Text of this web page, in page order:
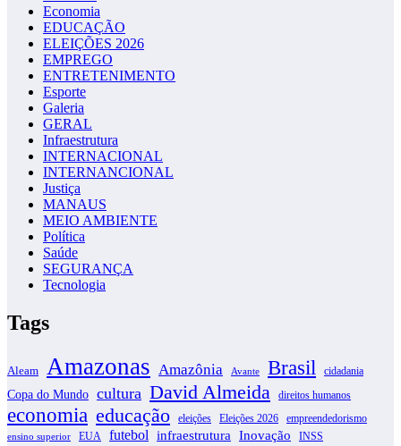
Economia
EDUCAÇÃO
ELEIÇÕES 2026
EMPREGO
ENTRETENIMENTO
Esporte
Galeria
GERAL
Infraestrutura
INTERNACIONAL
INTERNANCIONAL
Justiça
MANAUS
MEIO AMBIENTE
Política
Saúde
SEGURANÇA
Tecnologia
Tags
Aleam Amazonas Amazônia Avante Brasil cidadania
Copa do Mundo cultura David Almeida direitos humanos
economia educação eleições Eleições 2026 empreendedorismo
ensino superior EUA futebol infraestrutura Inovação INSS